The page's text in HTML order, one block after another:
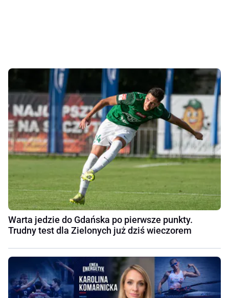
Warta jedzie do Gdańska po pierwsze punkty.
Trudny test dla Zielonych już dziś wieczorem